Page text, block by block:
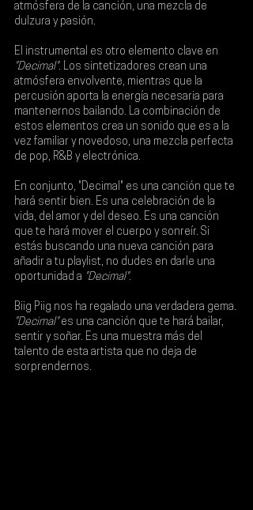
atmósfera de la canción, una mezcla de
dulzura y pasión.
El instrumental es otro elemento clave en
"Decimal". Los sintetizadores crean una
atmósfera envolvente, mientras que la
percusión aporta la energía necesaria para
mantenernos bailando. La combinación de
estos elementos crea un sonido que es a la
vez familiar y novedoso, una mezcla perfecta
de pop, R&B y electrónica.
En conjunto, "Decimal" es una canción que te
hará sentir bien. Es una celebración de la
vida, del amor y del deseo. Es una canción
que te hará mover el cuerpo y sonreír. Si
estás buscando una nueva canción para
añadir a tu playlist, no dudes en darle una
oportunidad a "Decimal".
Biig Piig nos ha regalado una verdadera gema.
"Decimal" es una canción que te hará bailar,
sentir y soñar. Es una muestra más del
talento de esta artista que no deja de
sorprendernos.